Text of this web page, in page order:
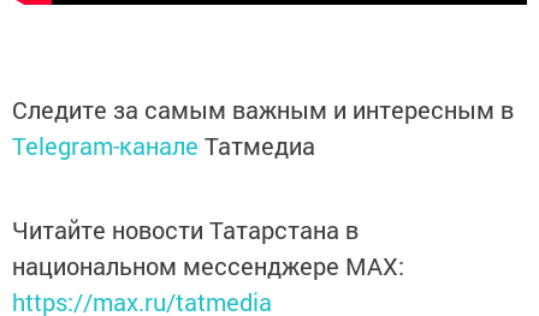
Следите за самым важным и интересным в
Telegram-канале Татмедиа
Читайте новости Татарстана в
национальном мессенджере MАХ:
https://max.ru/tatmedia